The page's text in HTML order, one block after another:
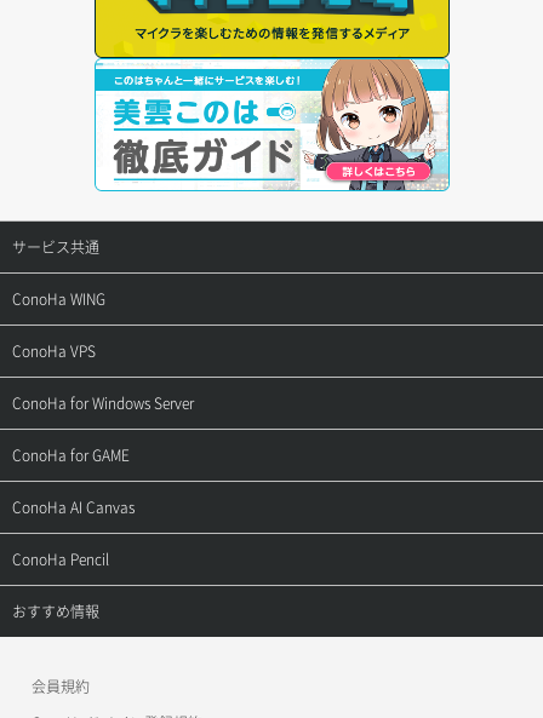
サービス共通
サポートトップ
ご契約・お支払い
用語集
お問い合わせ
ConoHa WING
サポートトップ
ご利用ガイド
お乗り換えガイド
よくある質問
ConoHa VPS
サポートトップ
ご利用ガイド
APIドキュメントVPS2.0
APIドキュメントVPS3.0
ConoHa for Windows Server
サポートトップ
ご利用ガイド
APIドキュメントVPS2.0
APIドキュメントVPS3.0
ConoHa for GAME
サポートトップ
ご利用ガイド
ConoHa AI Canvas
サポートトップ
ご利用ガイド
ConoHa Pencil
サポートトップ
おすすめ情報
会員規約